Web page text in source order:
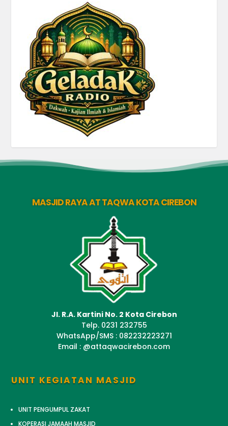
MASJID RAYA AT TAQWA KOTA CIREBON
Jl. R.A. Kartini No. 2 Kota Cirebon
Telp. 0231 232755
WhatsApp/SMS : 082232223271
Email : @attaqwacirebon.com
UNIT KEGIATAN MASJID
UNIT PENGUMPUL ZAKAT
KOPERASI JAMAAH MASJID